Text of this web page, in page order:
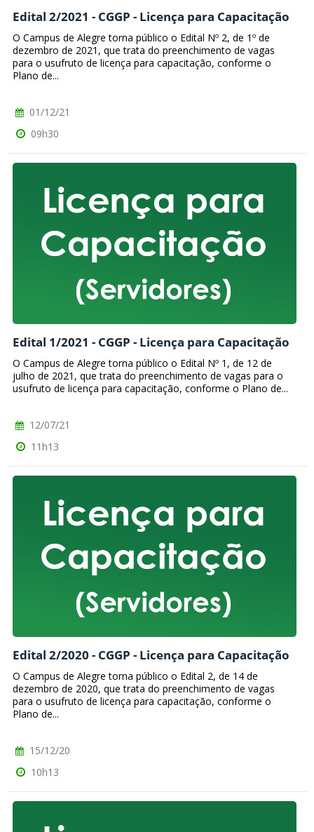
Edital 2/2021 - CGGP - Licença para Capacitação
O Campus de Alegre torna público o Edital Nº 2, de 1º de
dezembro de 2021, que trata do preenchimento de vagas
para o usufruto de licença para capacitação, conforme o
Plano de...
01/12/21
09h30
Edital 1/2021 - CGGP - Licença para Capacitação
O Campus de Alegre torna público o Edital Nº 1, de 12 de
julho de 2021, que trata do preenchimento de vagas para o
usufruto de licença para capacitação, conforme o Plano de...
12/07/21
11h13
Edital 2/2020 - CGGP - Licença para Capacitação
O Campus de Alegre torna público o Edital 2, de 14 de
dezembro de 2020, que trata do preenchimento de vagas
para o usufruto de licença para capacitação, conforme o
Plano de...
15/12/20
10h13